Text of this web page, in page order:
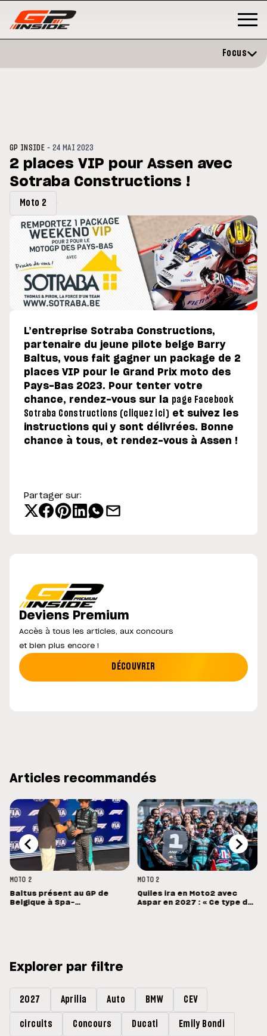
en septembre
MOTOGP/ MOTO GP
Focus
GP INSIDE -24 MAI 2023
2 places VIP pour Assen avec
Sotraba Constructions !
Moto 2
L’entreprise Sotraba Constructions,
partenaire du jeune pilote belge Barry
Baltus, vous fait gagner un package de 2
places VIP pour le Grand Prix moto des
Pays-Bas 2023. Pour tenter votre
chance, rendez-vous sur la page Facebook
Sotraba Constructions (cliquez ici) et suivez les
instructions qui y sont délivrées. Bonne
chance à tous, et rendez-vous à Assen !
Partager sur:
Deviens Premium
Accès à tous les articles, aux concours
et bien plus encore !
DÉCOUVRIR
Articles recommandés
MOTO 2
Baltus présent au GP de
Belgique à Spa-
MOTO 2
Quiles ira en Moto2 avec
Aspar en 2027 : « Ce type de
Explorer par filtre
2027 Aprilia Auto BMW CEV
circuits Concours Ducati Emily Bondi